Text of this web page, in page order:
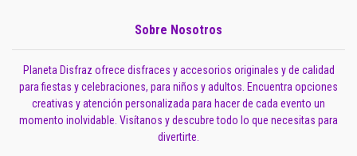
Sobre Nosotros
Planeta Disfraz ofrece disfraces y accesorios originales y de calidad
para fiestas y celebraciones, para niños y adultos. Encuentra opciones
creativas y atención personalizada para hacer de cada evento un
momento inolvidable. Visítanos y descubre todo lo que necesitas para
divertirte.